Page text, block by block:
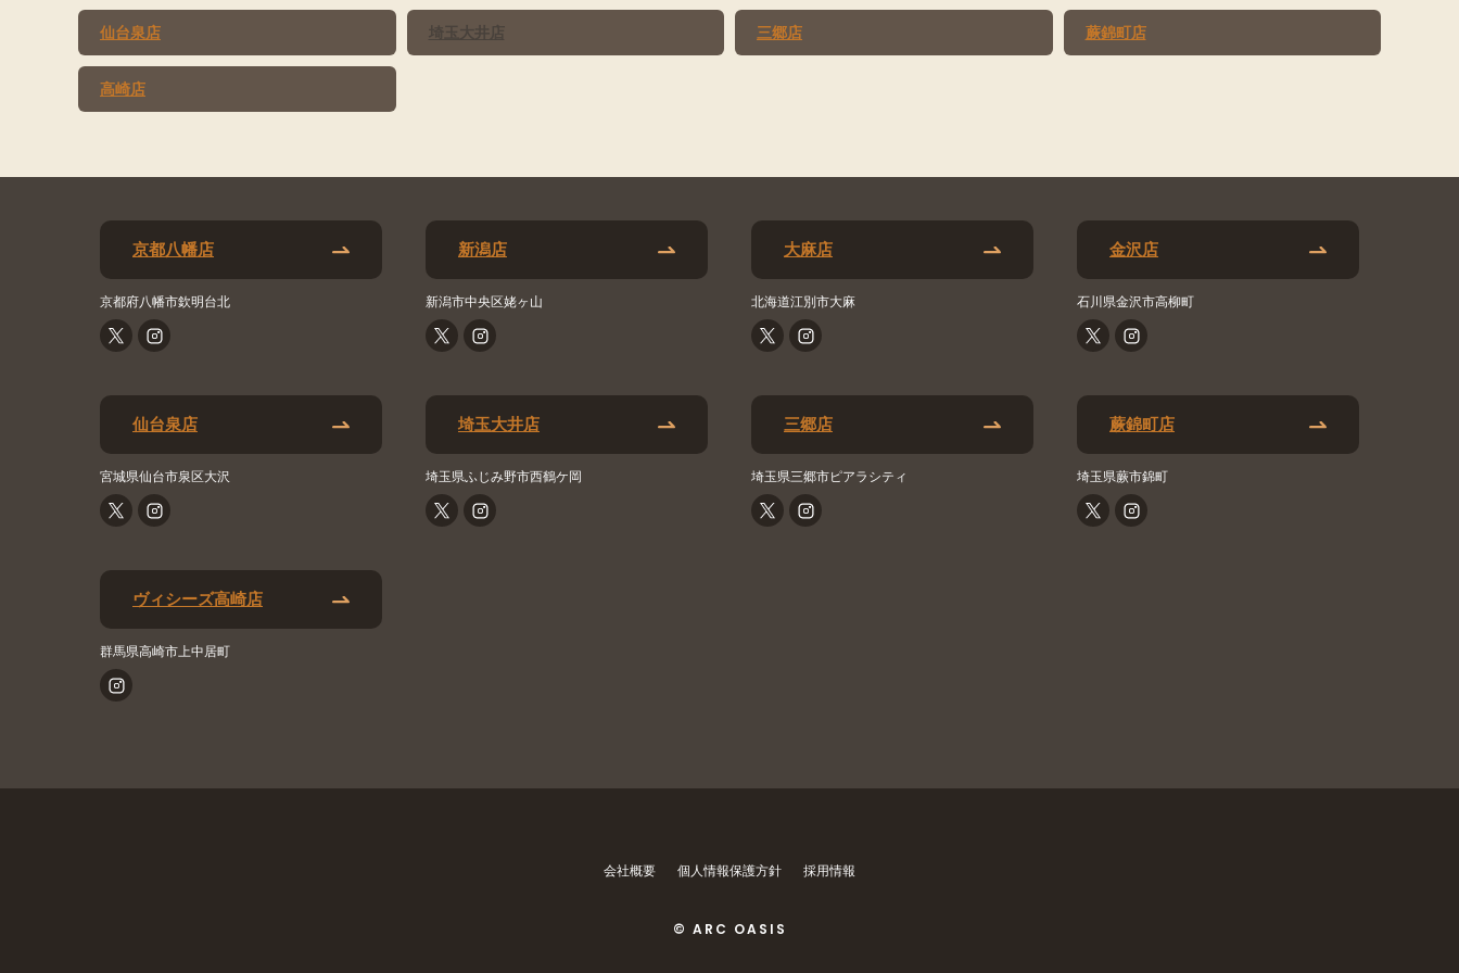
仙台泉店 埼玉大井店 三郷店 蕨錦町店
高崎店
京都八幡店
京都府八幡市欽明台北
新潟店
新潟市中央区姥ヶ山
大麻店
北海道江別市大麻
金沢店
石川県金沢市高柳町
仙台泉店
宮城県仙台市泉区大沢
埼玉大井店
埼玉県ふじみ野市西鶴ケ岡
三郷店
埼玉県三郷市ピアラシティ
蕨錦町店
埼玉県蕨市錦町
ヴィシーズ高崎店
群馬県高崎市上中居町
会社概要 個人情報保護方針 採用情報
© ARC OASIS